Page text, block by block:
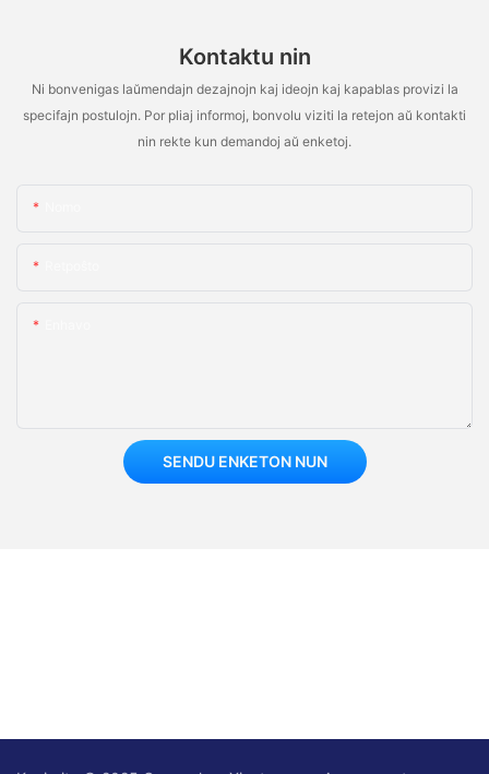
Kontaktu nin
Ni bonvenigas laŭmendajn dezajnojn kaj ideojn kaj kapablas provizi la
specifajn postulojn. Por pliaj informoj, bonvolu viziti la retejon aŭ kontakti
nin rekte kun demandoj aŭ enketoj.
SENDU ENKETON NUN